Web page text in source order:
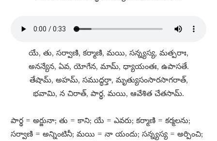
యే, తు, సర్వాణి, కర్మాణి, మయి, సన్న్యస్య, మత్పరాః,
అనన్యేన, ఏవ, యోగేన, మామ్​, ధ్యాయంతః, ఉపాసతే.
తేషామ్​, అహమ్​, సముద్ధర్తా, మృత్యుసంసారసాగరాత్​,
భవామి, న చిరాత్​, పార్థ, మయి, ఆవేశిత చేతసామ్​.
పార్థ = అర్జునా; తు = కాని; యే = ఎవరు; కర్మాణి = కర్మలను;
సర్వాణి = అన్నింటినీ; మయి = నా యందు; సన్న్యస్య = అర్పించి;